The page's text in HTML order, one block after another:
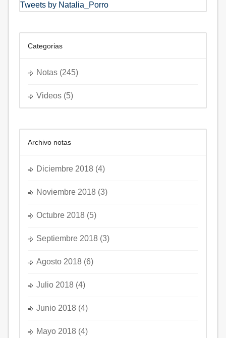
Tweets by Natalia_Porro
Categorias
Notas (245)
Videos (5)
Archivo notas
Diciembre 2018 (4)
Noviembre 2018 (3)
Octubre 2018 (5)
Septiembre 2018 (3)
Agosto 2018 (6)
Julio 2018 (4)
Junio 2018 (4)
Mayo 2018 (4)